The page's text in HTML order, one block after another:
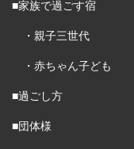
■家族で過ごす宿
・親子三世代
・赤ちゃん子ども
■過ごし方
■団体様